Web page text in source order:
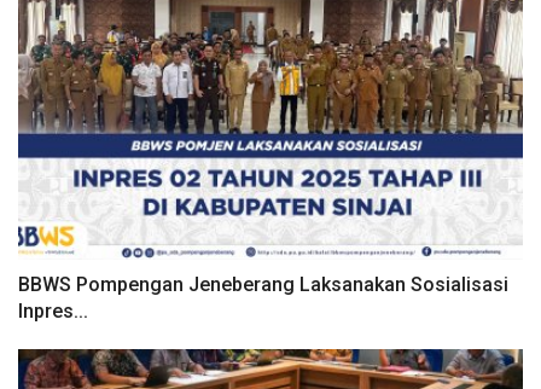
BBWS Pompengan Jeneberang Laksanakan Sosialisasi
Inpres...